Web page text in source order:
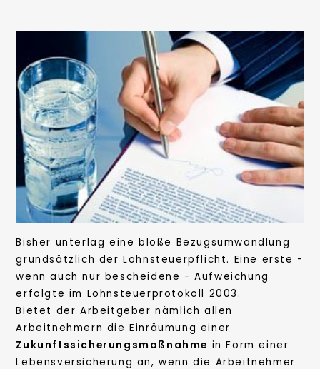
Bisher unterlag eine bloße Bezugsumwandlung
grundsätzlich der Lohnsteuerpflicht. Eine erste -
wenn auch nur bescheidene - Aufweichung
erfolgte im Lohnsteuerprotokoll 2003.
Bietet der Arbeitgeber nämlich allen
Arbeitnehmern die Einräumung einer
Zukunftssicherungsmaßnahme in Form einer
Lebensversicherung an, wenn die Arbeitnehmer